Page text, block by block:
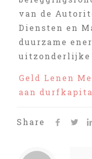
van de
Diensten en
duurzame
uitzonderlijke
Geld Lenen
aan
Share